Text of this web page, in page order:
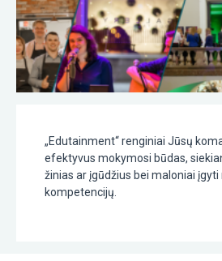
„Edutainment“ renginiai Jūsų
efektyvus mokymosi būdas,
žinias ar įgūdžius bei maloniai įgyti
kompetencijų.